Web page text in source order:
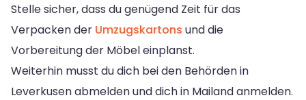
Stelle sicher, dass du genügend Zeit für das
Verpacken der Umzugskartons und die
Vorbereitung der Möbel einplanst.
Weiterhin musst du dich bei den Behörden in
Leverkusen abmelden und dich in Mailand anmelden.